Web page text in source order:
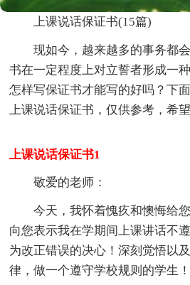
上课说话保证书(15篇)
现如今，越来越多的事务都
书在一定程度上对立誓者形成一
怎样写保证书才能写的好吗？下
上课说话保证书，仅供参考，希
上课说话保证书1
敬爱的老师：
今天，我怀着愧疚和懊悔给
向您表示我在学期间上课讲话不
为改正错误的决心！深刻觉悟以
律，做一个遵守学校规则的学生！